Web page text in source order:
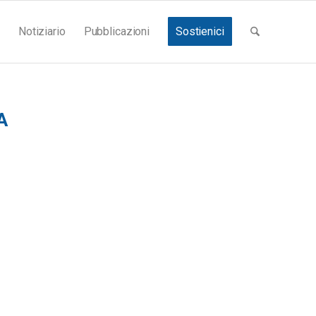
Notiziario Pubblicazioni Sostienici